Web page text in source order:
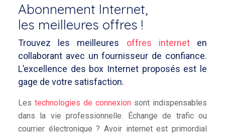
Abonnement Internet,
les meilleures offres !
Trouvez les meilleures offres interneten
collaborant avec un fournisseur de confiance.
L’excellence des box Internet proposés est le
gage de votre satisfaction.
Les technologies de connexion sont indispensables
dans la vie professionnelle. Échange de trafic ou
courrier électronique ? Avoir internet est primordial